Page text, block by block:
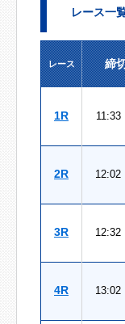
レース一
レース
締
1R 11:33
2R 12:02
3R 12:32
4R 13:02